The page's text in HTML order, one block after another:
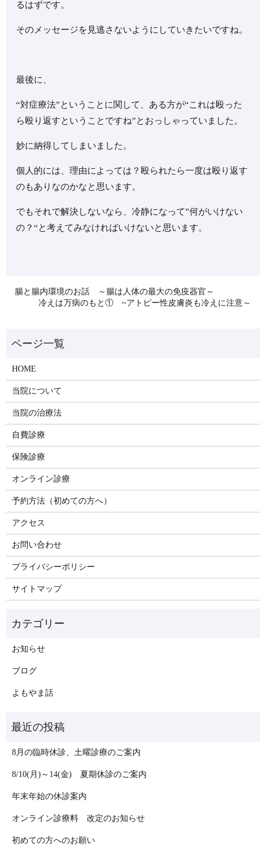
るはずです。
そのメッセージを見逃さないようにしていきたいですね。
最後に、
“対症療法”ということに関して、ある方が“これは殴った
ら殴り返すということですね”とおっしゃっていました。
妙に納得してしまいました。
個人的には、理由によっては？殴られたら一度は殴り返す
のもありなのかなと思います。
でもそれで解決しないなら、冷静になって”何がいけない
の？“と考えてみなければいけないと思います。
腸と腸内環境のお話 ～腸は人体の最大の免疫器官～
冷えは万病のもと① ~アトピー性皮膚炎も冷えに注意～
HOME
当院について
当院の治療法
自費診療
保険診療
オンライン診療
予約方法（初めての方へ）
アクセス
お問い合わせ
プライバシーポリシー
サイトマップ
お知らせ
ブログ
よもやま話
8月の臨時休診、土曜診療のご案内
8/10(月)～14(金) 夏期休診のご案内
年末年始の休診案内
オンライン診療料 改定のお知らせ
初めての方へのお願い